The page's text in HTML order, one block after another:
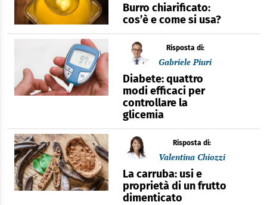
Burro chiarificato:
cos’è e come si usa?
Risposta di:
Gabriele Piuri
Diabete: quattro
modi efficaci per
controllare la
glicemia
Risposta di:
Valentina Chiozzi
La carruba: usi e
proprietà di un frutto
dimenticato